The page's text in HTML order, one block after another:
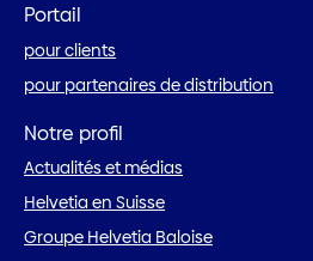
Portail
pour clients
pour partenaires de distribution
Notre profil
Actualités et médias
Helvetia en Suisse
Groupe Helvetia Baloise